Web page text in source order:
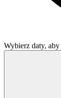
Wybierz daty,